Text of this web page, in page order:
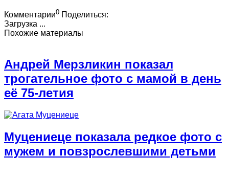
Комментарии0 Поделиться:
Загрузка ...
Похожие материалы
Андрей Мерзликин показал
трогательное фото с мамой в день
её 75-летия
Муцениеце показала редкое фото с
мужем и повзрослевшими детьми